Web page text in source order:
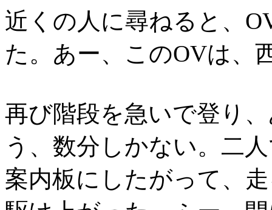
近くの人に尋ねると、
た。あー、このOVは、
再び階段を急いで登り
う、数分しかない。二
案内板にしたがって、